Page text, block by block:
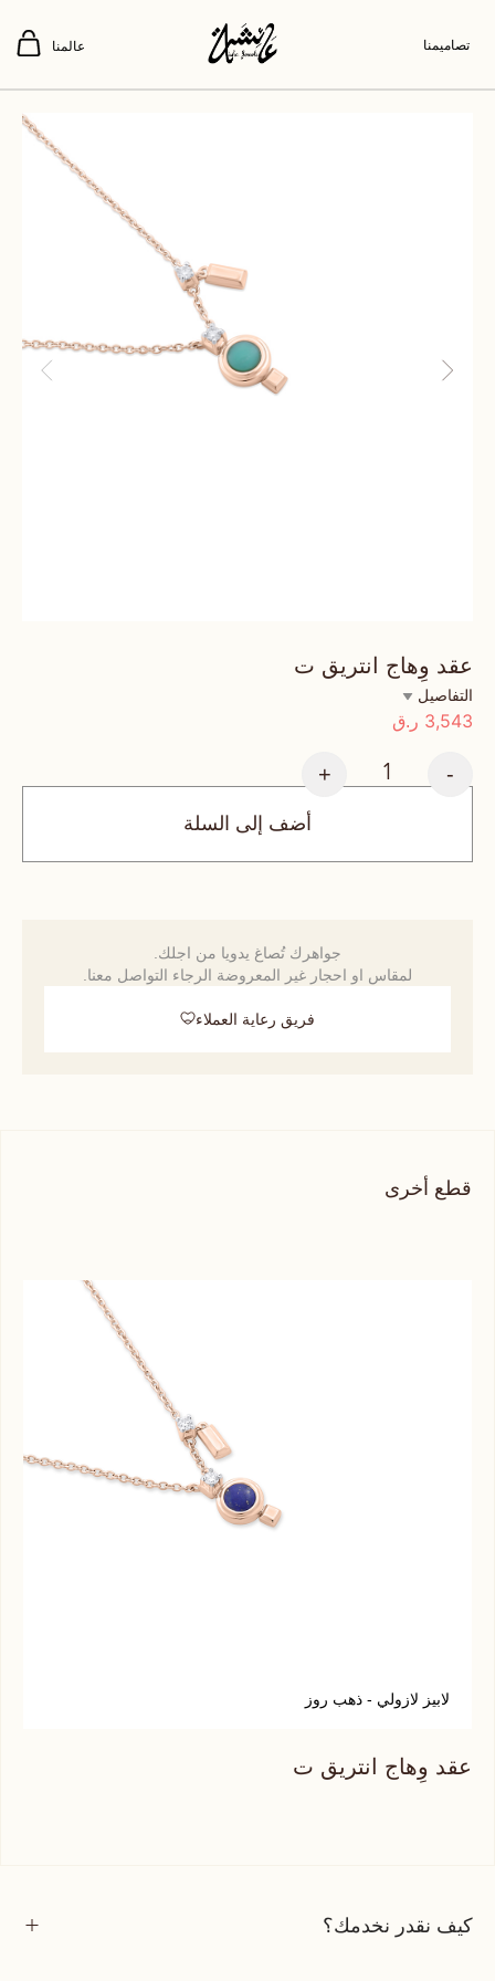
تصاميمنا عالمنا
عقد وِهاج انتريق ت
التفاصيل
3,543 ر.ق
-
+
أضف إلى السلة
جواهرك تُصاغ يدويا من اجلك.
لمقاس او احجار غير المعروضة الرجاء التواصل معنا.
فريق رعاية العملاء
قطع أخرى
لابيز لازولي - ذهب روز
عقد وِهاج انتريق ت
كيف نقدر نخدمك؟